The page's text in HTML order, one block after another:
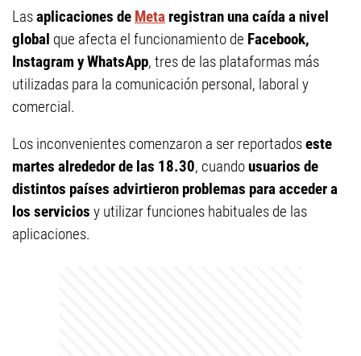
Lasaplicaciones de Meta registran una caída a nivel
global que afecta el funcionamiento de Facebook,
Instagram y WhatsApp, tres de las plataformas más
utilizadas para la comunicación personal, laboral y
comercial.
Los inconvenientes comenzaron a ser reportadoseste
martes alrededor de las 18.30, cuandousuarios de
distintos países advirtieron problemas para acceder a
los servicios y utilizar funciones habituales de las
aplicaciones.